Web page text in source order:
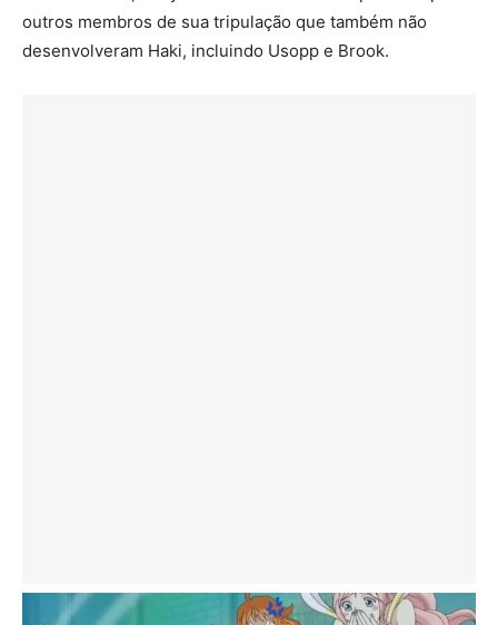
outros membros de sua tripulação que também não
desenvolveram Haki, incluindo Usopp e Brook.